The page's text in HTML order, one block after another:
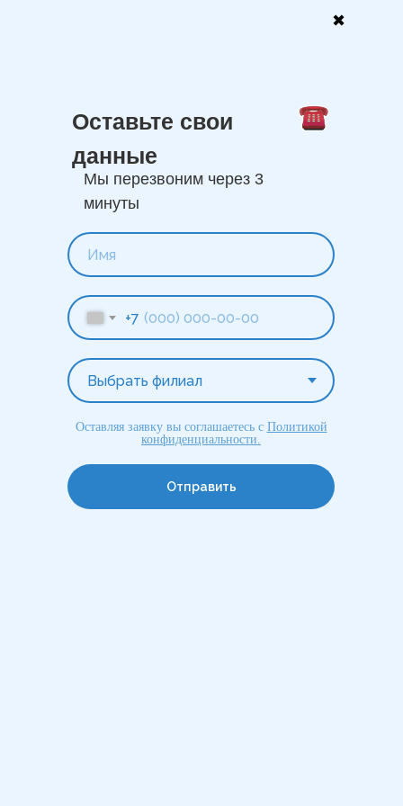
Оставьте свои
данные
Мы перезвоним через 3
минуты
+7
Оставляя заявку вы соглашаетесь с Политикой
конфиденциальности.
Отправить
✖